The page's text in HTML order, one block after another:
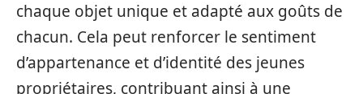
chaque objet unique et adapté aux goûts de
chacun. Cela peut renforcer le sentiment
d’appartenance et d’identité des jeunes
propriétaires, contribuant ainsi à une